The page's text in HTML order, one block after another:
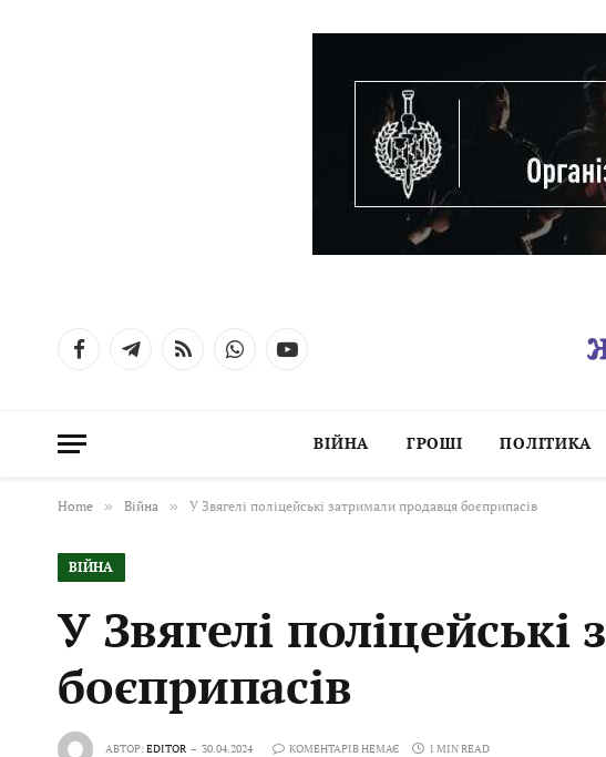
FacebookTelegramRSS WhatsAppYouTube
ВІЙНА ГРОШІ ПОЛІТИКА
Home » Війна » У Звягелі поліцейські затримали продавця боєприпасів
ВІЙНА
У Звягелі
боєприпасів
АВТОР:EDITOR 30.04.2024 КОМЕНТАРІВ НЕМАЄ 1 MIN READ